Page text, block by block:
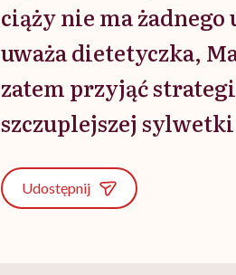
ciąży nie ma
uważa dietetyczka,
zatem przyjąć
szczuplejszej sylwetki
Udostępnij